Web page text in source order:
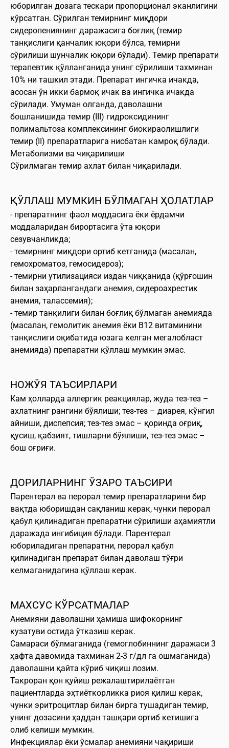
юборилган дозага тескари пропорционал эканлигини
кўрсатган. Сўрилган темирнинг миқдори
сидеропениянинг даражасига боғлиқ (темир
танқислиги қанчалик юқори бўлса, темирни
сўрилиши шунчалик юқори бўлади). Темир препарати
терапевтик қўлланганида унинг сўрилиши тахминан
10% ни ташкил этади. Препарат ингичка ичакда,
асосан ўн икки бармоқ ичак ва ингичка ичакда
сўрилади. Умуман олганда, даволашни
бошланишида темир (III) гидроксидининг
полимальтоза комплексининг биокираолишлиги
темир (II) препаратларига нисбатан камроқ бўлади.
Метаболизми ва чиқарилиши
Сўрилмаган темир ахлат билан чиқарилади.
ҚЎЛЛАШ МУМКИН БЎЛМАГАН ҲОЛАТЛАР
- препаратнинг фаол моддасига ёки ёрдамчи
моддаларидан бирортасига ўта юқори
сезувчанликда;
- темирнинг миқдори ортиб кетганида (масалан,
гемохроматоз, гемосидероз);
- темирни утилизацияси издан чиққанида (қўрғошин
билан заҳарлангандаги анемия, сидероахрестик
анемия, талассемия);
- темир танқилиги билан боғлиқ бўлмаган анемияда
(масалан, гемолитик анемия ёки B12 витаминини
танқислиги оқибатида юзага келган мегалобласт
анемияда) препаратни қўллаш мумкин эмас.
НОЖЎЯ ТАЪСИРЛАРИ
Кам ҳолларда аллергик реакциялар, жуда тез-тез –
ахлатнинг рангини бўялиши; тез-тез – диарея, кўнгил
айниши, диспепсия; тез-тез эмас – қоринда оғриқ,
қусиш, қабзият, тишларни бўялиши, тез-тез эмас –
бош оғриғи.
ДОРИЛАРНИНГ ЎЗАРО ТАЪСИРИ
Парентерал ва перорал темир препаратларини бир
вақтда юборишдан сақланиш керак, чунки перорал
қабул қилинадиган препаратни сўрилиши аҳамиятли
даражада ингибиция бўлади. Парентерал
юбориладиган препаратни, перорал қабул
қилинадиган препарат билан даволаш тўғри
келмаганидагина қўллаш керак.
МАХСУС КЎРСАТМАЛАР
Анемияни даволашни ҳамиша шифокорнинг
кузатуви остида ўтказиш керак.
Самараси бўлмаганида (гемоглобиннинг даражаси 3
ҳафта давомида тахминан 2-3 г/дл га ошмаганида)
даволашни қайта кўриб чиқиш лозим.
Такроран қон қуйиш режалаштирилаётган
пациентларда эҳтиёткорликка риоя қилиш керак,
чунки эритроцитлар билан бирга тушадиган темир,
унинг дозасини ҳаддан ташқари ортиб кетишига
олиб келиши мумкин.
Инфекциялар ёки ўсмалар анемияни чақириши